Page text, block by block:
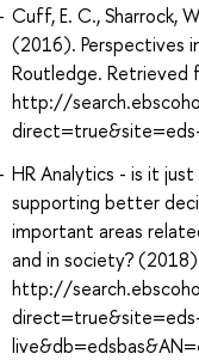
Cuff, E. C., Sharrock,
(2016). Perspectives
Routledge. Retrieved
http://
HR Analytics - is it
supporting better
important areas
and in society?
http://